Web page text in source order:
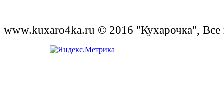
www.kuxaro4ka.ru © 2016 "Кухарочка",